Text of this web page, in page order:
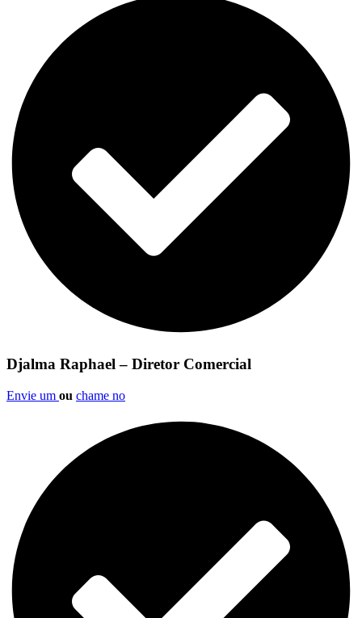
Djalma Raphael – Diretor Comercial
Envie um ou chame no